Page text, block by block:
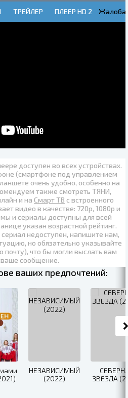
ТРЕЙЛЕР ПЛЕЕР HD 2 Жалоба!
доступен во всех устройствах.
(смартфоне под управлением
очень удобно, особенно на
также смотреть ТЯНИ,
и на Смарт ТВ с встроенного
видео в качестве: 720p, 1080p и
и сериалы доступны для всей
указан возрастной рейтинг.
недоступен, напишите нам,
но обязательно указывайте
что бы могли выслать вам
ваше сообщение.
ваших предпочтений:
НЕЗАВИСИМЫЙ
(2022)
ЗВЕЗДА